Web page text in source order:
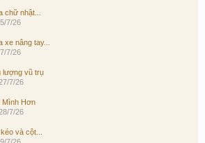
chữ nhật...
7/26
nâng tay...
7/26
lượng vũ trụ
7/26
Mình Hơn
7/26
và cột...